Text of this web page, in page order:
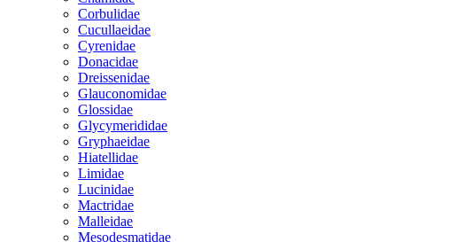
Corbulidae
Cucullaeidae
Cyrenidae
Donacidae
Dreissenidae
Glauconomidae
Glossidae
Glycymerididae
Gryphaeidae
Hiatellidae
Limidae
Lucinidae
Mactridae
Malleidae
Mesodesmatidae